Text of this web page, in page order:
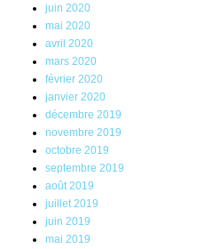
juin 2020
mai 2020
avril 2020
mars 2020
février 2020
janvier 2020
décembre 2019
novembre 2019
octobre 2019
septembre 2019
août 2019
juillet 2019
juin 2019
mai 2019